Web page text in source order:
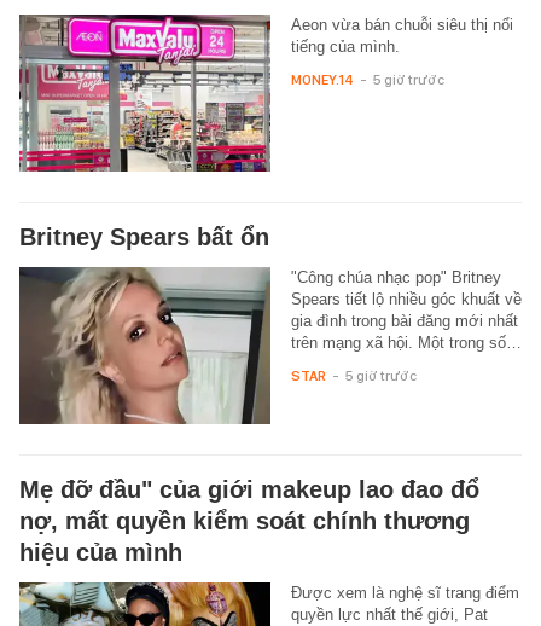
Aeon vừa bán chuỗi siêu thị nổi
tiếng của mình.
MONEY.14 - 5 giờ trước
Britney Spears bất ổn
"Công chúa nhạc pop" Britney
Spears tiết lộ nhiều góc khuất về
gia đình trong bài đăng mới nhất
trên mạng xã hội. Một trong số…
STAR - 5 giờ trước
Mẹ đỡ đầu" của giới makeup lao đao đổ
nợ, mất quyền kiểm soát chính thương
hiệu của mình
Được xem là nghệ sĩ trang điểm
quyền lực nhất thế giới, Pat